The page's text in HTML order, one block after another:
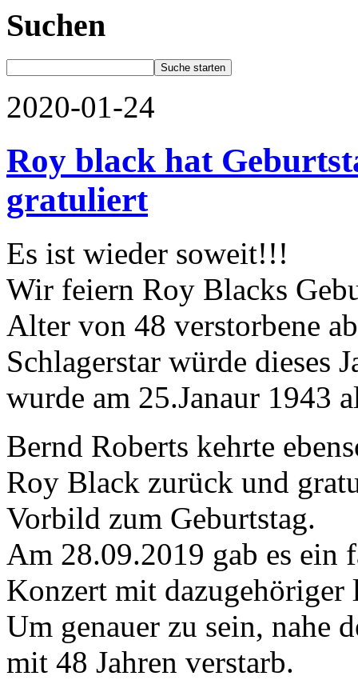
Suchen
2020-01-24
Roy black hat
gratuliert
Es ist wieder soweit!!!
Wir feiern Roy Blacks
Alter von 48 verstorbene
Schlagerstar würde dieses
wurde am 25.Janaur 1943
Bernd Roberts kehrte
Roy Black zurück und
Vorbild zum Geburtstag.
Am 28.09.2019 gab es ein
Konzert mit
Um genauer zu sein, nahe
mit 48 Jahren verstarb.